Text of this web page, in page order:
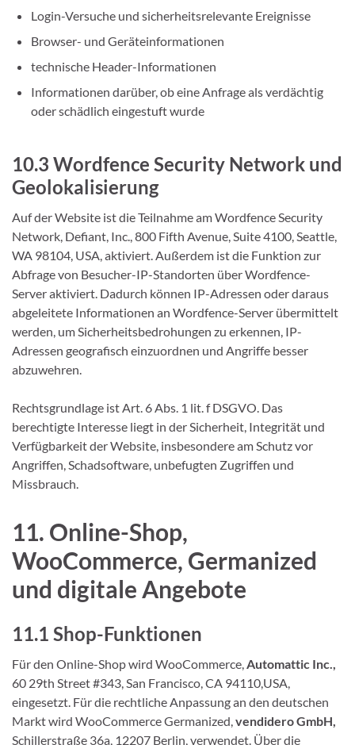
Login-Versuche und sicherheitsrelevante Ereignisse
Browser- und Geräteinformationen
technische Header-Informationen
Informationen darüber, ob eine Anfrage als verdächtig
oder schädlich eingestuft wurde
10.3 Wordfence Security Network und
Geolokalisierung
Auf der Website ist die Teilnahme am Wordfence Security
Network, Defiant, Inc., 800 Fifth Avenue, Suite 4100, Seattle,
WA 98104, USA, aktiviert. Außerdem ist die Funktion zur
Abfrage von Besucher-IP-Standorten über Wordfence-
Server aktiviert. Dadurch können IP-Adressen oder daraus
abgeleitete Informationen an Wordfence-Server übermittelt
werden, um Sicherheitsbedrohungen zu erkennen, IP-
Adressen geografisch einzuordnen und Angriffe besser
abzuwehren.
Rechtsgrundlage ist Art. 6 Abs. 1 lit. f DSGVO. Das
berechtigte Interesse liegt in der Sicherheit, Integrität und
Verfügbarkeit der Website, insbesondere am Schutz vor
Angriffen, Schadsoftware, unbefugten Zugriffen und
Missbrauch.
11. Online-Shop,
WooCommerce, Germanized
und digitale Angebote
11.1 Shop-Funktionen
Für den Online-Shop wird WooCommerce, Automattic Inc.,
60 29th Street #343, San Francisco, CA 94110,USA,
eingesetzt. Für die rechtliche Anpassung an den deutschen
Markt wird WooCommerce Germanized, vendidero GmbH,
Schillerstraße 36a, 12207 Berlin, verwendet. Über die